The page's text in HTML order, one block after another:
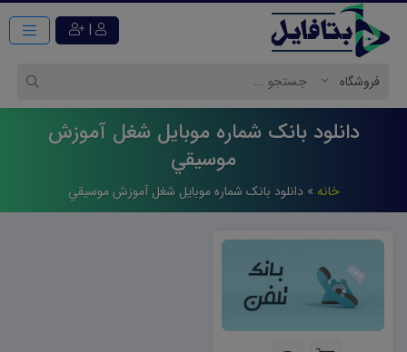
|
دانلود بانک شماره موبایل شغل آموزش
موسيقي
خانه »دانلود بانک شماره موبایل شغل آموزش موسيقي